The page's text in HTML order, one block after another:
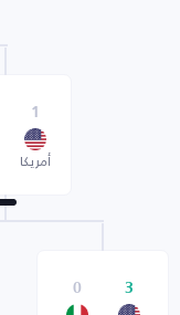
1
أمريكا
3
0